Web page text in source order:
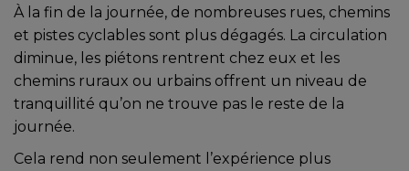
À la fin de la journée, de nombreuses rues, chemins
et pistes cyclables sont plus dégagés. La circulation
diminue, les piétons rentrent chez eux et les
chemins ruraux ou urbains offrent un niveau de
tranquillité qu’on ne trouve pas le reste de la
journée.
Cela rend non seulement l’expérience plus